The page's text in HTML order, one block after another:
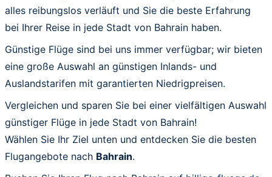
alles reibungslos verläuft und Sie die beste Erfahrung
bei Ihrer Reise in jede Stadt von Bahrain haben.
Günstige Flüge sind bei uns immer verfügbar; wir bieten
eine große Auswahl an günstigen Inlands- und
Auslandstarifen mit garantierten Niedrigpreisen.
Vergleichen und sparen Sie bei einer vielfältigen Auswahl
günstiger Flüge in jede Stadt von Bahrain!
Wählen Sie Ihr Ziel unten und entdecken Sie die besten
Flugangebote nach Bahrain.